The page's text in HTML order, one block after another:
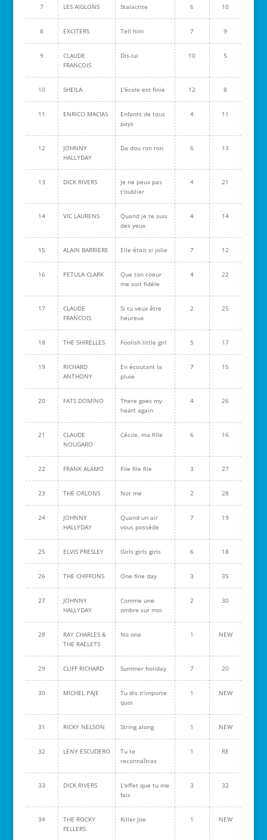
7 LES AIGLONS Stalactite 6 10
8 EXCITERS Tell him 7 9
9
CLAUDE
FRANCOIS
Dis-lui 10 5
10 SHEILA L'école est finie 12 8
11 ENRICO MACIAS
Enfants de tous
pays
4 11
12
JOHNNY
HALLYDAY
Da dou ron ron 6 13
13 DICK RIVERS
Je ne peux pas
t'oublier
4 21
14 VIC LAURENS
Quand je te suis
des yeux
4 14
15 ALAIN BARRIERE Elle était si jolie 7 12
16 PETULA CLARK
Que ton coeur
me soit fidèle
4 22
17
CLAUDE
FRANCOIS
Si tu veux être
heureux
2 25
18 THE SHIRELLES Foolish little girl 5 17
19
RICHARD
ANTHONY
En écoutant la
pluie
7 15
20 FATS DOMINO
There goes my
heart again
4 26
21
CLAUDE
NOUGARO
Cécile, ma fille 6 16
22 FRANK ALAMO File file file 3 27
23 THE ORLONS Not me 2 28
24
JOHNNY
HALLYDAY
Quand un air
vous possède
7 19
25 ELVIS PRESLEY Girls girls girls 6 18
26 THE CHIFFONS One fine day 3 35
27
JOHNNY
HALLYDAY
Comme une
ombre sur moi
2 30
28
RAY CHARLES &
THE RAELETS
No one 1 NEW
29 CLIFF RICHARD Summer holiday 7 20
30 MICHEL PAJE
Tu dis n'importe
quoi
1 NEW
31 RICKY NELSON String along 1 NEW
32 LENY ESCUDERO
Tu te
reconnaîtras
1 RE
33 DICK RIVERS
L'effet que tu me
fais
3 32
34
THE ROCKY
FELLERS
Killer Joe 1 NEW